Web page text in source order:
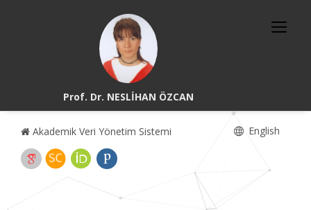
Prof. Dr. NESLİHAN ÖZCAN
Akademik Veri Yönetim Sistemi English